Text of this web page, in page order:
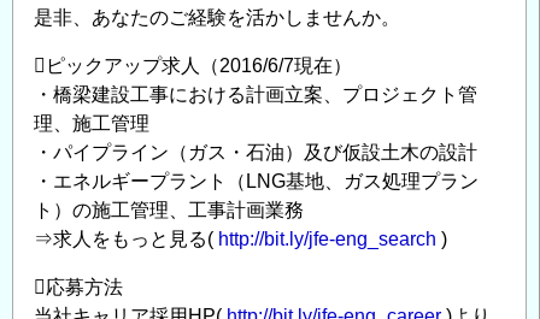
ニ
ア
リ
ン
グ
中
途
採
実
是非、あなたのご経験を活かしませんか。
ピックアップ求人（2016/6/7現在）
・橋梁建設工事における計画立案、プロジェクト管
理、施工管理
・パイプライン（ガス・石油）及び仮設土木の設計
・エネルギープラント（LNG基地、ガス処理プラン
ト）の施工管理、工事計画業務
⇒求人をもっと見る( http://bit.ly/jfe-eng_search )
応募方法